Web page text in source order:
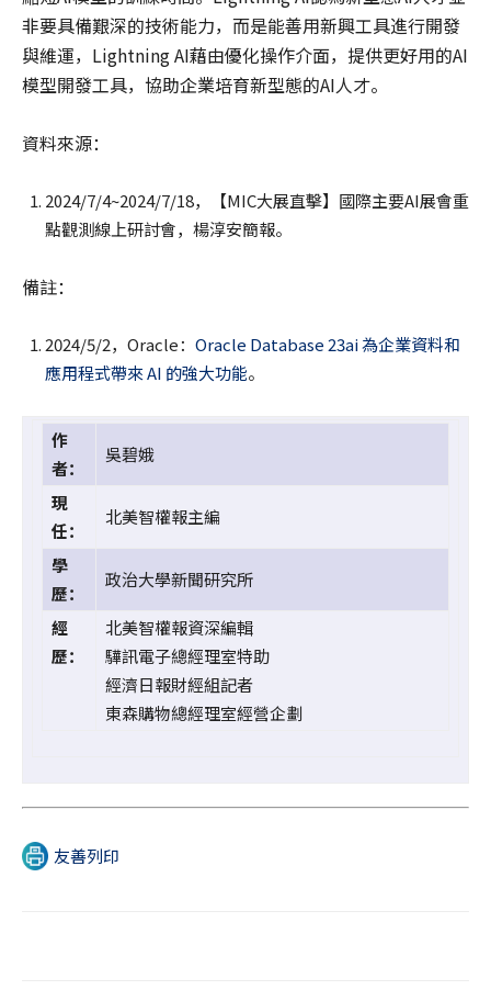
非要具備艱深的技術能力，而是能善用新興工具進行開發
與維運，Lightning AI藉由優化操作介面，提供更好用的AI
模型開發工具，協助企業培育新型態的AI人才。
資料來源：
2024/7/4~2024/7/18，【MIC大展直擊】國際主要AI展會重
點觀測線上研討會，楊淳安簡報。
備註：
2024/5/2，Oracle： Oracle Database 23ai 為企業資料和
應用程式帶來 AI 的強大功能。
作
者：
吳碧娥
現
任：
北美智權報主編
學
歷：
政治大學新聞研究所
經
歷：
北美智權報資深編輯
驊訊電子總經理室特助
經濟日報財經組記者
東森購物總經理室經營企劃
友善列印